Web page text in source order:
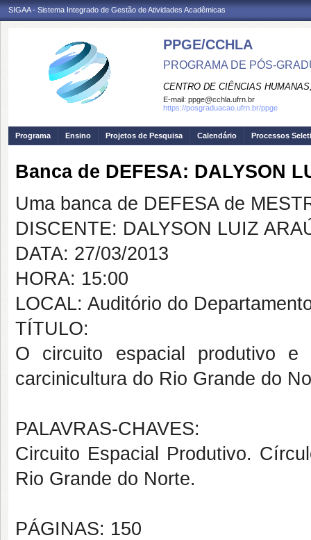
SIGAA - Sistema Integrado de Gestão de Atividades Acadêmicas
PPGE/CCHLA
PROGRAMA DE PÓS-
CENTRO DE CIÊNCIAS
E-mail: ppge@cchla.ufrn.br
https://posgraduacao.ufrn.br/ppge
Programa Ensino Projetos de Pesquisa Calendário Processos
Banca de DEFESA: DALYSON
Uma banca de DEFESA de
DISCENTE: DALYSON LUIZ
DATA: 27/03/2013
HORA: 15:00
LOCAL: Auditório do
TÍTULO:
O circuito espacial produtivo
carcinicultura do Rio Grande do
PALAVRAS-CHAVES:
Circuito Espacial Produtivo.
Rio Grande do Norte.
PÁGINAS: 150